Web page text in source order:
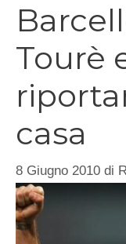
Tourè
casa
8 Giugno 2010 di